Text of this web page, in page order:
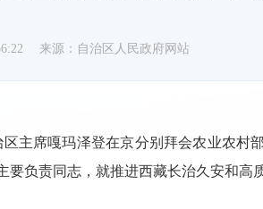
来源：自治区人民政府网站
主席嘎玛泽登在京分别拜会农业农村
负责同志，就推进西藏长治久安和高